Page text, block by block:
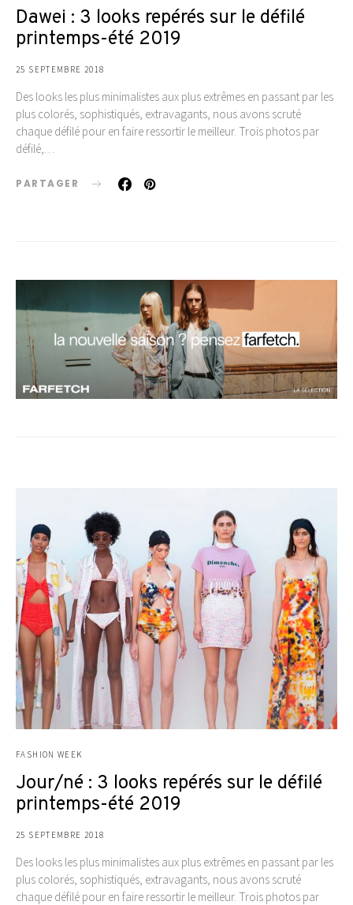
Dawei : 3 looks repérés sur le défilé
printemps-été 2019
25 SEPTEMBRE 2018
Des looks les plus minimalistes aux plus extrêmes en passant par les
plus colorés, sophistiqués, extravagants, nous avons scruté
chaque défilé pour en faire ressortir le meilleur. Trois photos par
défilé,…
PARTAGER
FASHION WEEK
Jour/né : 3 looks repérés sur le défilé
printemps-été 2019
25 SEPTEMBRE 2018
Des looks les plus minimalistes aux plus extrêmes en passant par les
plus colorés, sophistiqués, extravagants, nous avons scruté
chaque défilé pour en faire ressortir le meilleur. Trois photos par